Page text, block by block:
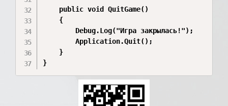
    public void QuitGame()
    {
        Debug.Log("Игра закрылась!");
        Application.Quit();
    }